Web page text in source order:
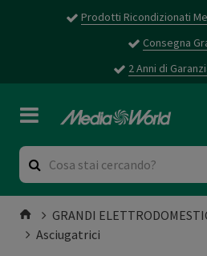
Prodotti Ricondizionati
Consegna
2 Anni di
GRANDI
Asciugatrici